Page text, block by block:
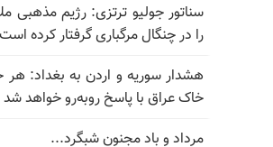
سناتور جولیو ترتزی: رژیم مذهبی
را در چنگال مرگباری گرفتار کرده است
هشدار سوریه و اردن به بغداد: هر
خاک عراق با پاسخ روبه‌رو خواهد شد
مرداد و باد مجنون شبگرد...